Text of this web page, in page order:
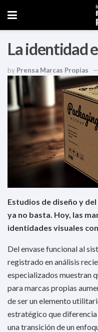
La identidad
by Prensa Marcas Propias
Estudios de diseño y
ya no basta. Hoy, las
identidades visuales
Del envase funcional al
registrado en análisis
especializados muestran
para marcas propias
de ser un elemento
estratégico que
una transición de un